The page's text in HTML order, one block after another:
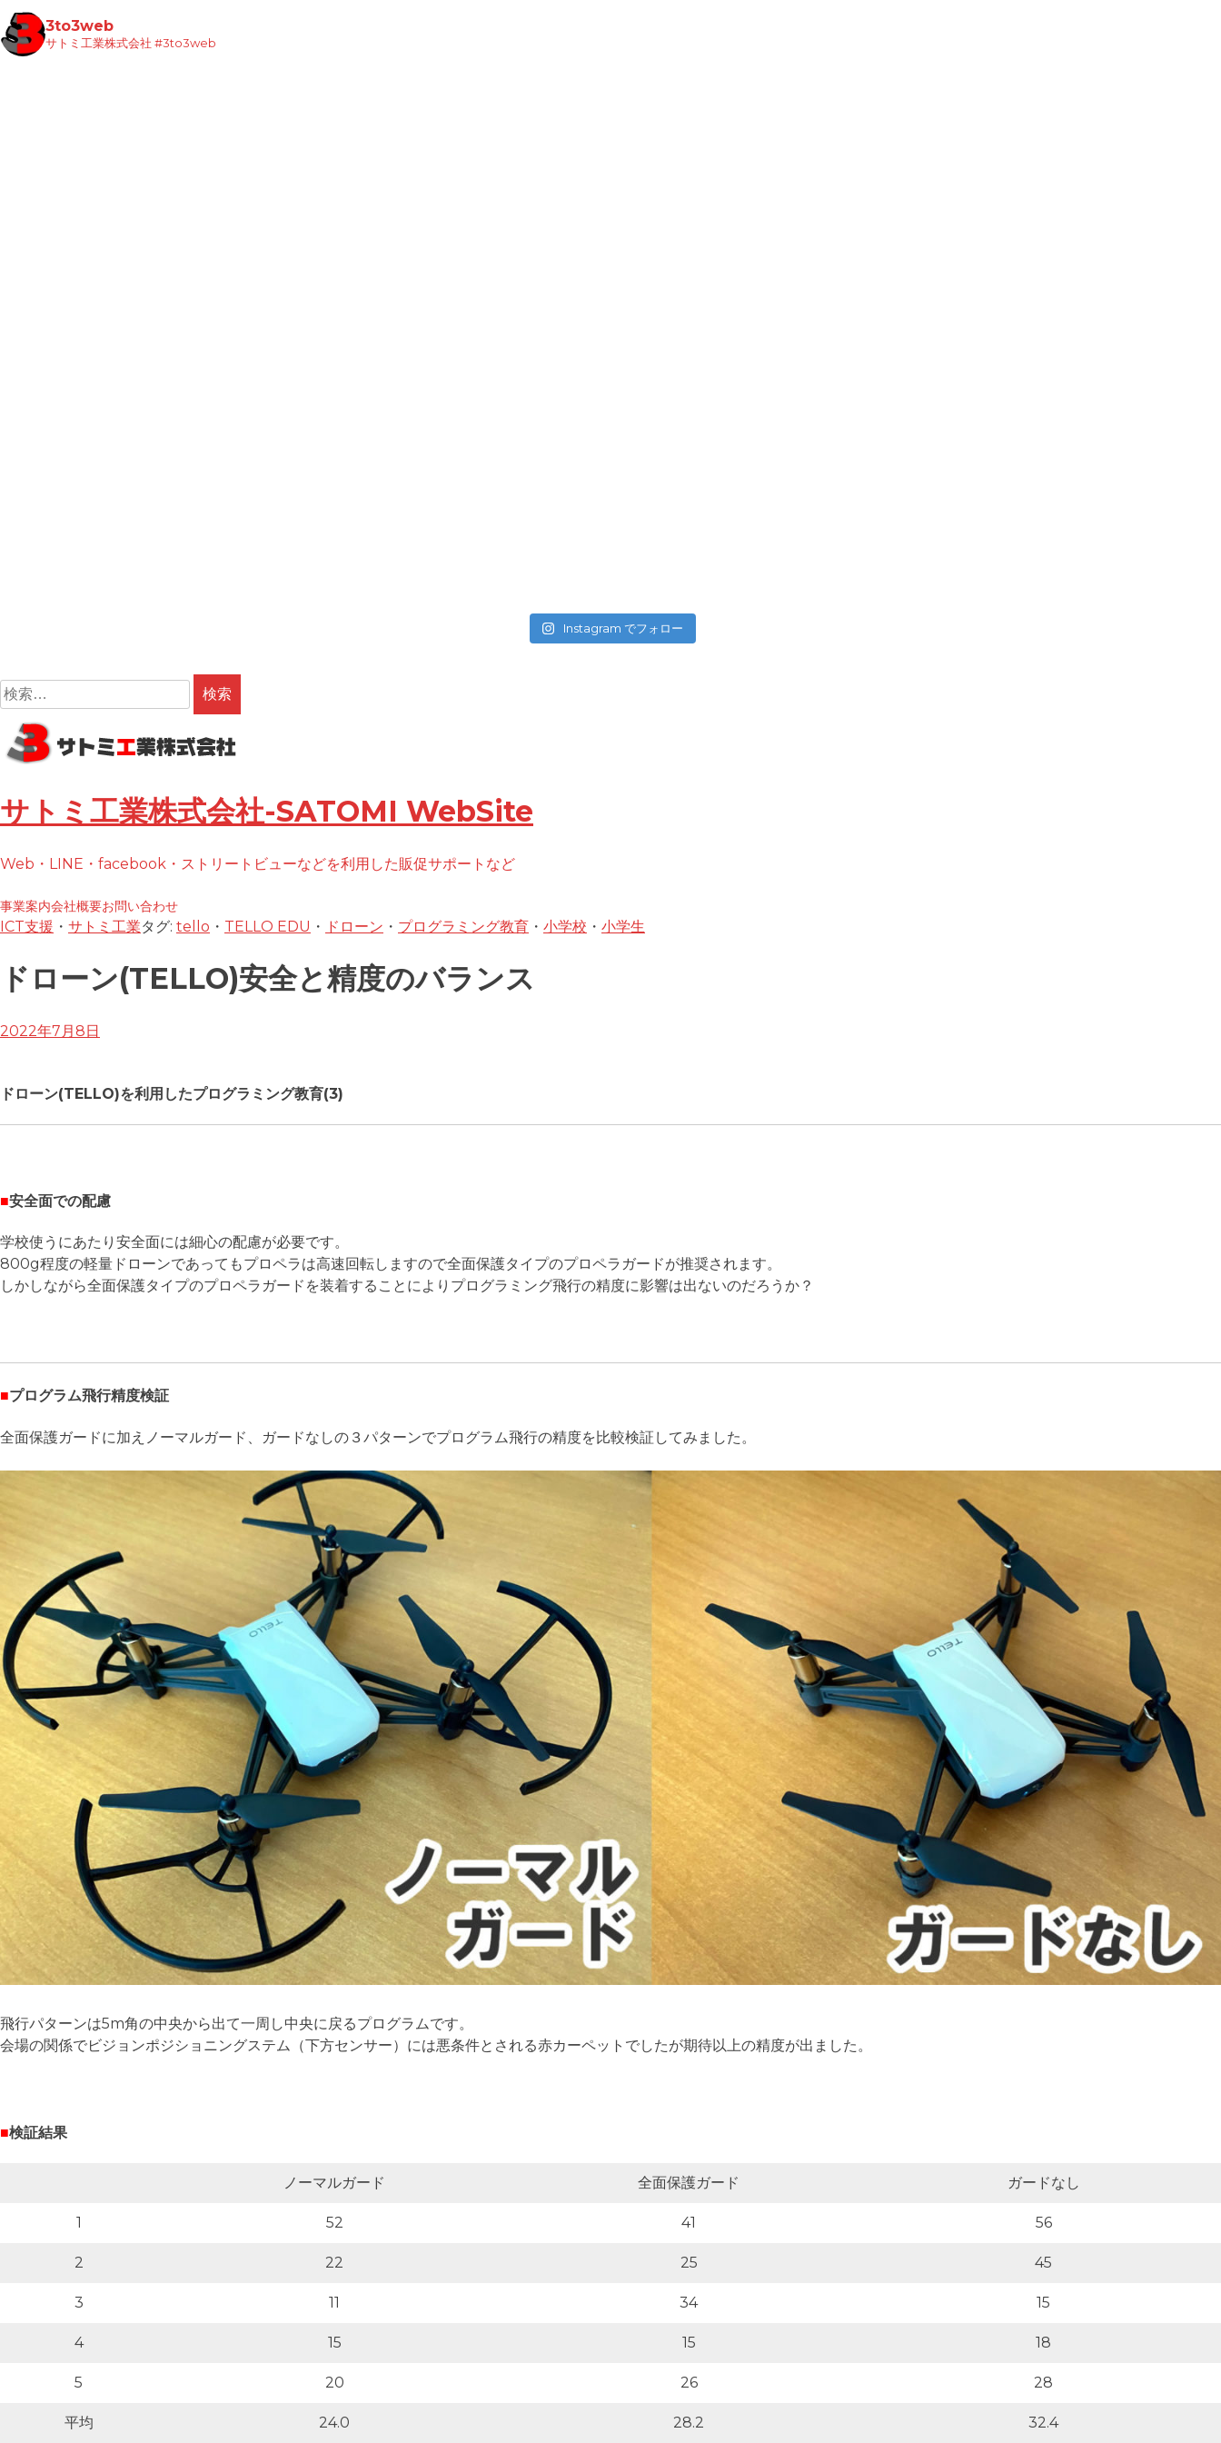
3to3web
サトミ工業株式会社 #3to3web
Instagram でフォロー
検
索:
ン
ツ
ス
ッ
プ
サトミ工業株式会社-SATOMI WebSite
Web・LINE・facebook・ストリートビューなどを利用した販促サポートなど
事業案内会社概要お問い合わせ
ICT支援 ・ サトミ工業タグ: tello ・ TELLO EDU ・ ドローン ・ プログラミング教育 ・ 小学校 ・ 小学生
ドローン(TELLO)安全と精度のバランス
2022年7月8日
ドローン(TELLO)を利用したプログラミング教育(3)
■安全面での配慮
学校使うにあたり安全面には細心の配慮が必要です。
800g程度の軽量ドローンであってもプロペラは高速回転しますので全面保護タイプのプロペラガードが推奨されます。
しかしながら全面保護タイプのプロペラガードを装着することによりプログラミング飛行の精度に影響は出ないのだろうか？
■プログラム飛行精度検証
全面保護ガードに加えノーマルガード、ガードなしの３パターンでプログラム飛行の精度を比較検証してみました。
飛行パターンは5m角の中央から出て一周し中央に戻るプログラムです。
会場の関係でビジョンポジショニングステム（下方センサー）には悪条件とされる赤カーペットでしたが期待以上の精度が出ました。
■検証結果
ノーマルガード 全面保護ガード ガードなし
1 52 41 56
2 22 25 45
3 11 34 15
4 15 15 18
5 20 26 28
平均 24.0 28.2 32.4